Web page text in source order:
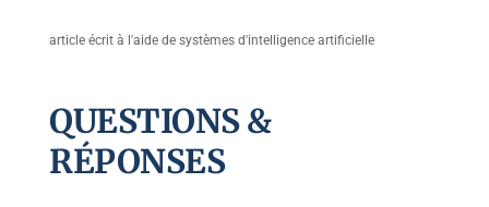
article écrit à l'aide de systèmes d'intelligence artificielle
QUESTIONS &
RÉPONSES